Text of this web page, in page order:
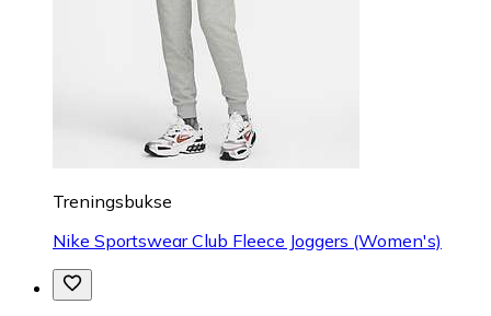
Treningsbukse
Nike Sportswear Club Fleece Joggers (Women's)